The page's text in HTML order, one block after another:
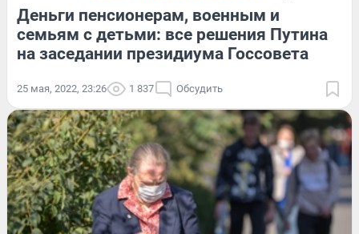
Деньги пенсионерам, военным и
семьям с детьми: все решения Путина
на заседании президиума Госсовета
25 мая, 2022, 23:26 1 837 Обсудить